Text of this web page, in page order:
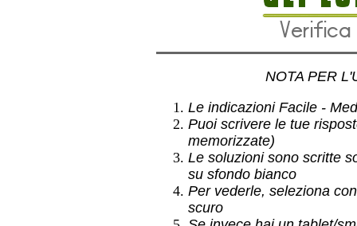
NOTA PER
Le indicazioni Facile -
Puoi scrivere le tue
memorizzate)
Le soluzioni sono scritte
su sfondo bianco
Per vederle, seleziona
scuro